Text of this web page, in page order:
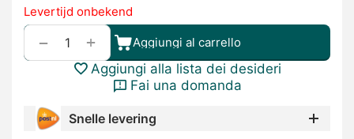
Levertijd onbekend
+
− Aggiungi al carrello
Aggiungi alla lista dei desideri
Fai una domanda
Snelle levering